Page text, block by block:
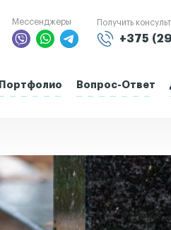
Мессенджеры Получить
+375
Портфолио Вопрос-Ответ